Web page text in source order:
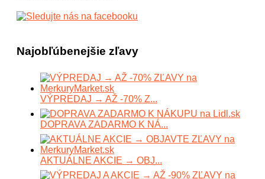
Najobľúbenejšie zľavy
VÝPREDAJ → AŽ -70% Z...
DOPRAVA ZADARMO K NÁ...
AKTUÁLNE AKCIE → OBJ...